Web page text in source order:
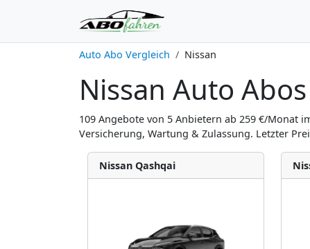
Auto Abo Vergleich Nissan
Nissan Auto
109 Angebote von 5 Anbietern ab 259 €/Monat
Versicherung, Wartung & Zulassung. Letzter
Nissan Qashqai